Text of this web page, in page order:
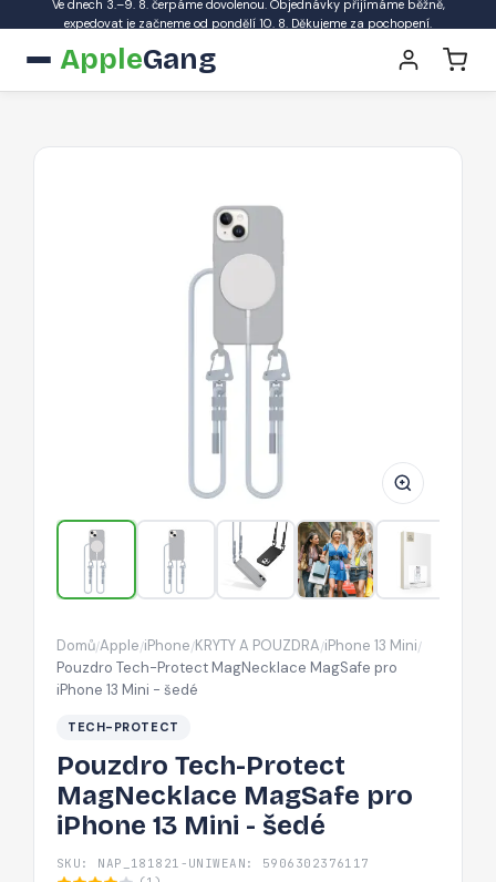
Ve dnech 3.–9. 8. čerpáme dovolenou. Objednávky přijímáme běžně,
expedovat je začneme od pondělí 10. 8. Děkujeme za pochopení.
AppleGang
Pouzdro
Tech-
Protect
MagNecklace
pro
iPhone
13
Mini
-
Domů/Apple/iPhone/KRYTY A POUZDRA/iPhone 13 Mini/
Pouzdro Tech-Protect MagNecklace MagSafe pro
iPhone 13 Mini - šedé
TECH-PROTECT
Pouzdro Tech-Protect
MagNecklace MagSafe pro
iPhone 13 Mini - šedé
SKU: NAP_181821-UNIWEAN: 5906302376117